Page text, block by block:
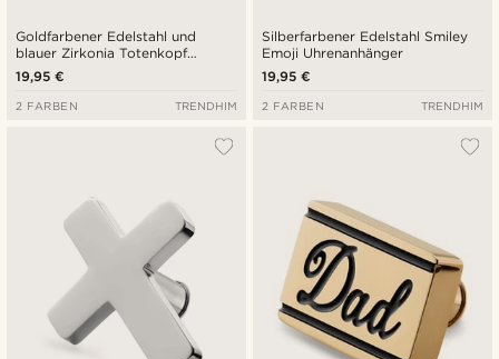
Goldfarbener Edelstahl und
blauer Zirkonia Totenkopf
Uhrenanhänger
19,95 €
2 FARBEN TRENDHIM
Silberfarbener Edelstahl Smiley
Emoji Uhrenanhänger
19,95 €
2 FARBEN TRENDHIM